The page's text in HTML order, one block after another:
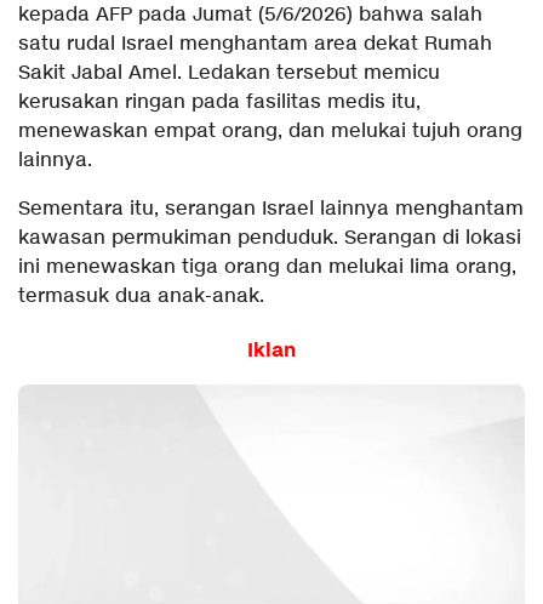
kepada AFP pada Jumat (5/6/2026) bahwa salah
satu rudal Israel menghantam area dekat Rumah
Sakit Jabal Amel. Ledakan tersebut memicu
kerusakan ringan pada fasilitas medis itu,
menewaskan empat orang, dan melukai tujuh orang
lainnya.
Sementara itu, serangan Israel lainnya menghantam
kawasan permukiman penduduk. Serangan di lokasi
ini menewaskan tiga orang dan melukai lima orang,
termasuk dua anak-anak.
Iklan